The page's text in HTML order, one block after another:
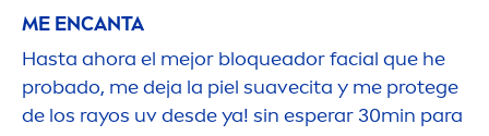
ME ENCANTA
Hasta ahora el mejor bloqueador facial que he
probado, me deja la piel suavecita y me protege
de los rayos uv desde ya! sin esperar 30min para